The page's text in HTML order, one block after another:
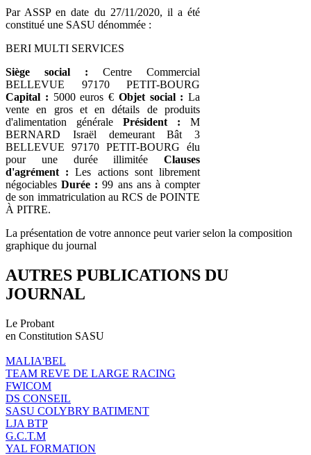
Par ASSP en date du 27/11/2020, il a été
constitué une SASU dénommée :
BERI MULTI SERVICES
Siège social : Centre Commercial
BELLEVUE 97170 PETIT-BOURG
Capital : 5000 euros € Objet social : La
vente en gros et en détails de produits
d'alimentation générale Président : M
BERNARD Israël demeurant Bât 3
BELLEVUE 97170 PETIT-BOURG élu
pour une durée illimitée Clauses
d'agrément : Les actions sont librement
négociablesDurée : 99 ans ans à compter
de son immatriculation au RCS de POINTE
À PITRE.
La présentation de votre annonce peut varier selon la composition
graphique du journal
AUTRES PUBLICATIONS DU
JOURNAL
Le Probant
en Constitution SASU
MALIA'BEL
TEAM REVE DE LARGE RACING
FWICOM
DS CONSEIL
SASU COLYBRY BATIMENT
LJA BTP
G.C.T.M
YAL FORMATION